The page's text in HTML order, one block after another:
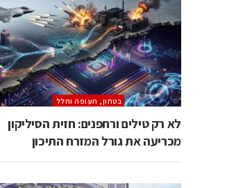
בטחון, תעופה וחלל
לא רק טילים ורחפנים: חזית הסיליקון
מכריעה את גורל המזרח התיכון